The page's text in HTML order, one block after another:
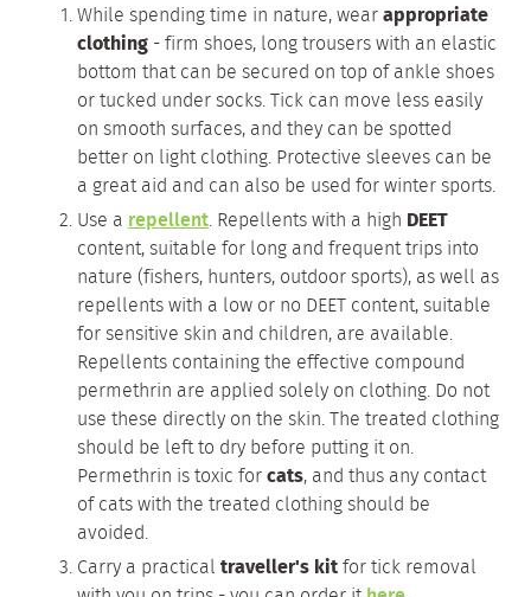
While spending time in nature, wearappropriate
clothing - firm shoes, long trousers with an elastic
bottom that can be secured on top of ankle shoes
or tucked under socks. Tick can move less easily
on smooth surfaces, and they can be spotted
better on light clothing. Protective sleeves can be
a great aid and can also be used for winter sports.
Use a repellent. Repellents with a high DEET
content, suitable for long and frequent trips into
nature (fishers, hunters, outdoor sports), as well as
repellents with a low or no DEET content, suitable
for sensitive skin and children, are available.
Repellents containing the effective compound
permethrin are applied solely on clothing. Do not
use these directly on the skin. The treated clothing
should be left to dry before putting it on.
Permethrin is toxic forcats, and thus any contact
of cats with the treated clothing should be
avoided.
Carry a practical traveller's kitfor tick removal